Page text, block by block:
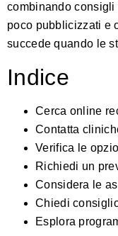
combinando consigli
poco pubblicizzati e
succede quando le
Indice
Cerca online
Contatta
Verifica le
Richiedi un
Considera le
Chiedi
Esplora